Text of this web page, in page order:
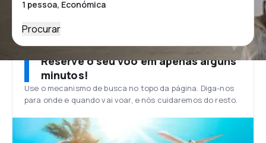
Procurar
Reserve o seu voo em apenas alguns
minutos!
Use o mecanismo de busca no topo da página. Diga-nos
para onde e quando vai voar, e nós cuidaremos do resto.